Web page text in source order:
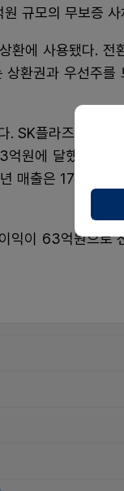
규모의 무보증 사
환에 사용됐다. 전
환권과 우선주
. SK플라즈마는
원에 달했다. 하
매출은 1733억
익이 63억원으로